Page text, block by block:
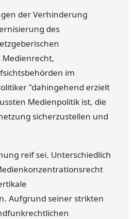
der Verhinderung
des
Medienrecht,
im
"dahingehend erzielt
Medienpolitik ist, die
sicherzustellen und
reif sei. Unterschiedlich
Aufgrund seiner strikten